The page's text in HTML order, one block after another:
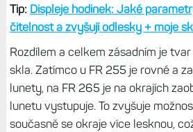
Tip: Displeje hodinek: Jaké
čitelnost a zvyšují odlesky + moje
Rozdílem a celkem zásadním je
skla. Zatímco u FR 255 je rovné a
lunety, na FR 265 je na okrajích
lunetu vystupuje. To zvyšuje
současně se okraje více lesknou,